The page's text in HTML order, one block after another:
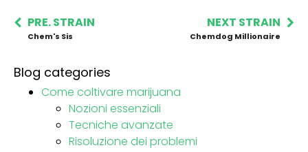
PRE. STRAIN
Chem's Sis
NEXT STRAIN
Chemdog Millionaire
Blog categories
Come coltivare marijuana
Nozioni essenziali
Tecniche avanzate
Risoluzione dei problemi